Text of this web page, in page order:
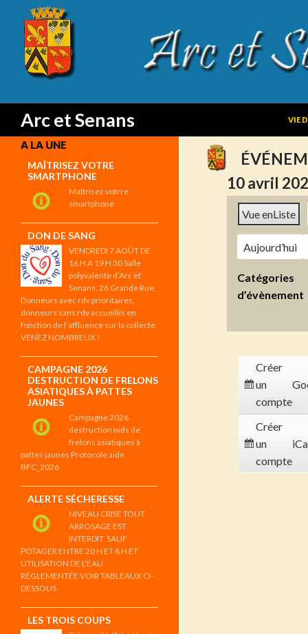
Arc et Senans
Search
VIE
10 avril
Vue enListe
Aujourd’hui
Catégories
d’évènement
Créer
un
compte
Créer
un
compte
A LA UNE
MAÎTRISEZ VOTRE
SMARTPHONE
Maîtrisez votrre
smartphone
DON DE SANG
VENDREDI 7 AOÛT DE
16 H A 19 H 30 Salle
polyvalente d’Arc et
Senans, 26 Grande Rue.
Donneurs avec rdv prioritaires,
donneurs sans rdv accueillis en
fonction de l’affluence sur la collecte.
VENEZ NOMBREUX !
CAMPAGNE 2026
DESTRUCTION DE FRELONS
ASIATIQUES À PATTES
JAUNES
Campagne 2026
destruction nids de
frelons asiatiques à
pattes jaunes Protocole aide
BFC_2026
ALERTE SÉCHERESSE
NIVEAU CRISE TOUT
ARROSAGE EST
INTERDIT, SAUF
POTAGER ENTRE 20 H ET 8 H ET
UTILISATION DE L’EAU
RÉGLEMENTÉE VOIR TABLEAUX CI-
DESSOUS
LES TROIS COUPS